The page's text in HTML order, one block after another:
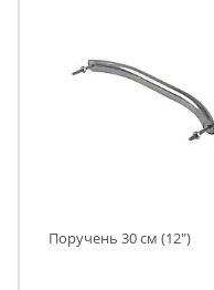
Поручень 30 см (12")